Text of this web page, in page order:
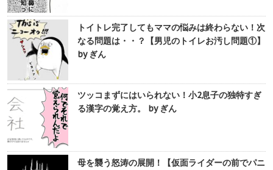
トイトレ完了してもママの悩みは終わらない！次
なる問題は・・？【男児のトイレお汚し問題①】
by ぎん
ツッコまずにはいられない！小2息子の独特すぎ
る漢字の覚え方。 by ぎん
母を襲う怒涛の展開！【仮面ライダーの前でパニ